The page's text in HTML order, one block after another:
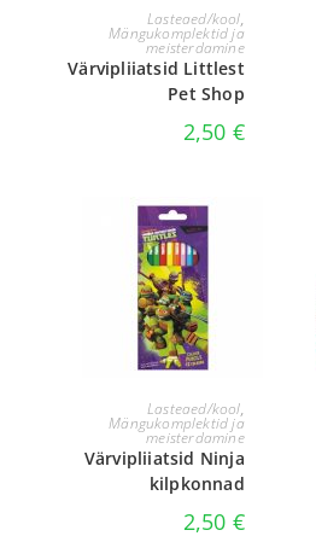
LISA KORVI
Lasteaed/kool,
Mängukomplektid ja
meisterdamine
Värvipliiatsid Littlest
Pet Shop
2,50 €
LISA KORVI
Lasteaed/kool,
Mängukomplektid ja
meisterdamine
Värvipliiatsid Ninja
kilpkonnad
2,50 €